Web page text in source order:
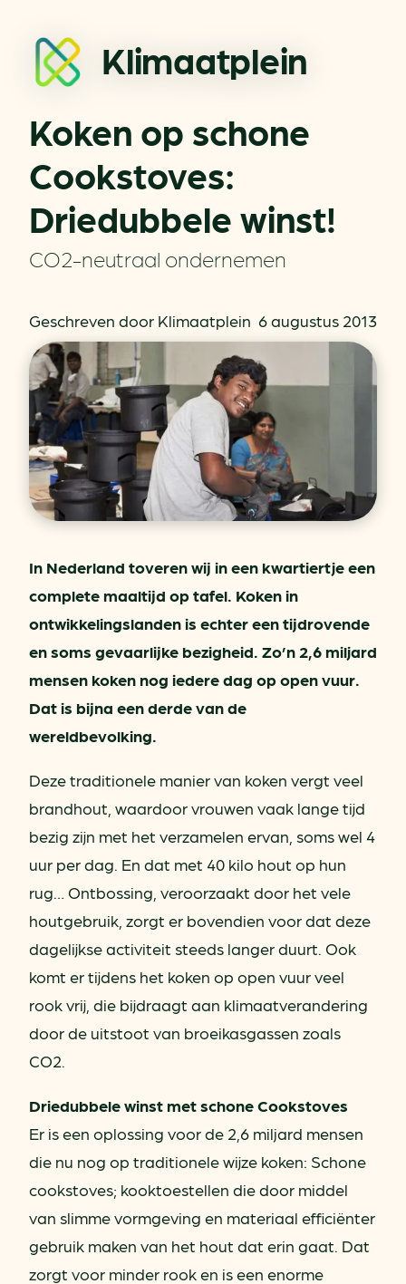
Klimaatplein
Koken op schone
Cookstoves:
Driedubbele winst!
CO2-neutraal ondernemen
Geschreven door Klimaatplein 6 augustus 2013
In Nederland toveren wij in een kwartiertje een
complete maaltijd op tafel. Koken in
ontwikkelingslanden is echter een tijdrovende
en soms gevaarlijke bezigheid. Zo’n 2,6 miljard
mensen koken nog iedere dag op open vuur.
Dat is bijna een derde van de
wereldbevolking.
Deze traditionele manier van koken vergt veel
brandhout, waardoor vrouwen vaak lange tijd
bezig zijn met het verzamelen ervan, soms wel 4
uur per dag. En dat met 40 kilo hout op hun
rug… Ontbossing, veroorzaakt door het vele
houtgebruik, zorgt er bovendien voor dat deze
dagelijkse activiteit steeds langer duurt. Ook
komt er tijdens het koken op open vuur veel
rook vrij, die bijdraagt aan klimaatverandering
door de uitstoot van broeikasgassen zoals
CO2.
Driedubbele winst met schone Cookstoves
Er is een oplossing voor de 2,6 miljard mensen
die nu nog op traditionele wijze koken: Schone
cookstoves; kooktoestellen die door middel
van slimme vormgeving en materiaal efficiënter
gebruik maken van het hout dat erin gaat. Dat
zorgt voor minder rook en is een enorme